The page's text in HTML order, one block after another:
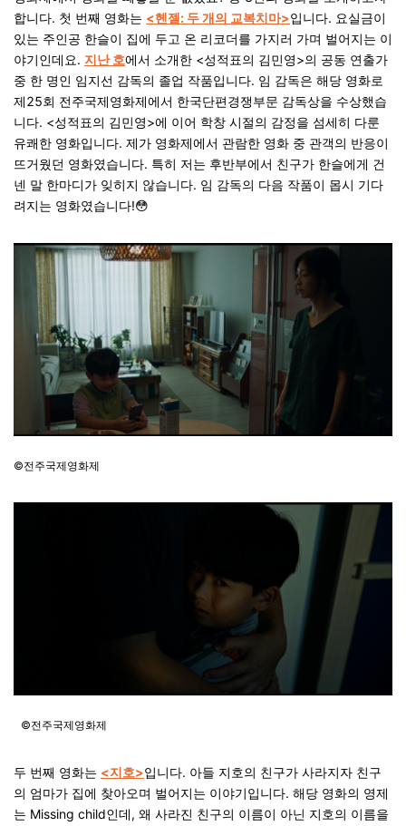
합니다. 첫 번째 영화는 <헨젤: 두 개의 교복치마>입니다. 요실금이
있는 주인공 한슬이 집에 두고 온 리코더를 가지러 가며 벌어지는 이
야기인데요. 지난 호에서 소개한 <성적표의 김민영>의 공동 연출가
중 한 명인 임지선 감독의 졸업 작품입니다. 임 감독은 해당 영화로
제25회 전주국제영화제에서 한국단편경쟁부문 감독상을 수상했습
니다. <성적표의 김민영>에 이어 학창 시절의 감정을 섬세히 다룬
유쾌한 영화입니다. 제가 영화제에서 관람한 영화 중 관객의 반응이
뜨거웠던 영화였습니다. 특히 저는 후반부에서 친구가 한슬에게 건
넨 말 한마디가 잊히지 않습니다. 임 감독의 다음 작품이 몹시 기다
려지는 영화였습니다!😳
©전주국제영화제
©전주국제영화제
두 번째 영화는 <지호>입니다. 아들 지호의 친구가 사라지자 친구
의 엄마가 집에 찾아오며 벌어지는 이야기입니다. 해당 영화의 영제
는 Missing child인데, 왜 사라진 친구의 이름이 아닌 지호의 이름을